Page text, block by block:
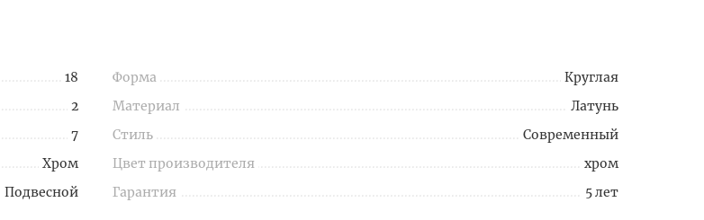
18
2
7
Хром
Подвесной
Форма
Круглая
Материал
Латунь
Стиль
Современный
Цвет производителя
хром
Гарантия
5 лет